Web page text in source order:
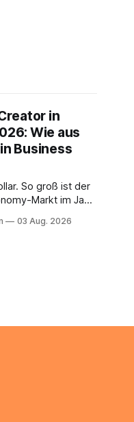
in
Wie aus
Business
So groß ist der
Markt im Jahr
als
03 Aug. 2026